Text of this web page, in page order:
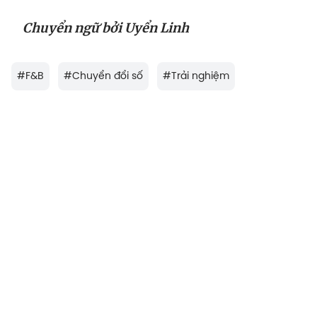
Chuyển ngữ bởi Uyển Linh
#F&B #Chuyển đổi số #Trải nghiệm